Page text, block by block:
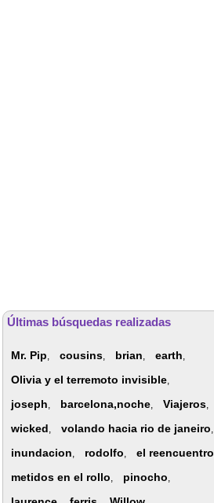
Últimas búsquedas realizadas
Mr. Pip, cousins, brian, earth,
Olivia y el terremoto invisible,
joseph, barcelona,noche, Viajeros,
wicked, volando hacia rio de janeiro,
inundacion, rodolfo, el reencuentro
metidos en el rollo, pinocho,